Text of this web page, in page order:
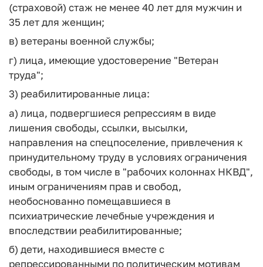
(страховой) стаж не менее 40 лет для мужчин и
35 лет для женщин;
в) ветераны военной службы;
г) лица, имеющие удостоверение "Ветеран
труда";
3) реабилитированные лица:
а) лица, подвергшиеся репрессиям в виде
лишения свободы, ссылки, высылки,
направления на спецпоселение, привлечения к
принудительному труду в условиях ограничения
свободы, в том числе в "рабочих колоннах НКВД",
иным ограничениям прав и свобод,
необоснованно помещавшиеся в
психиатрические лечебные учреждения и
впоследствии реабилитированные;
б) дети, находившиеся вместе с
репрессированными по политическим мотивам